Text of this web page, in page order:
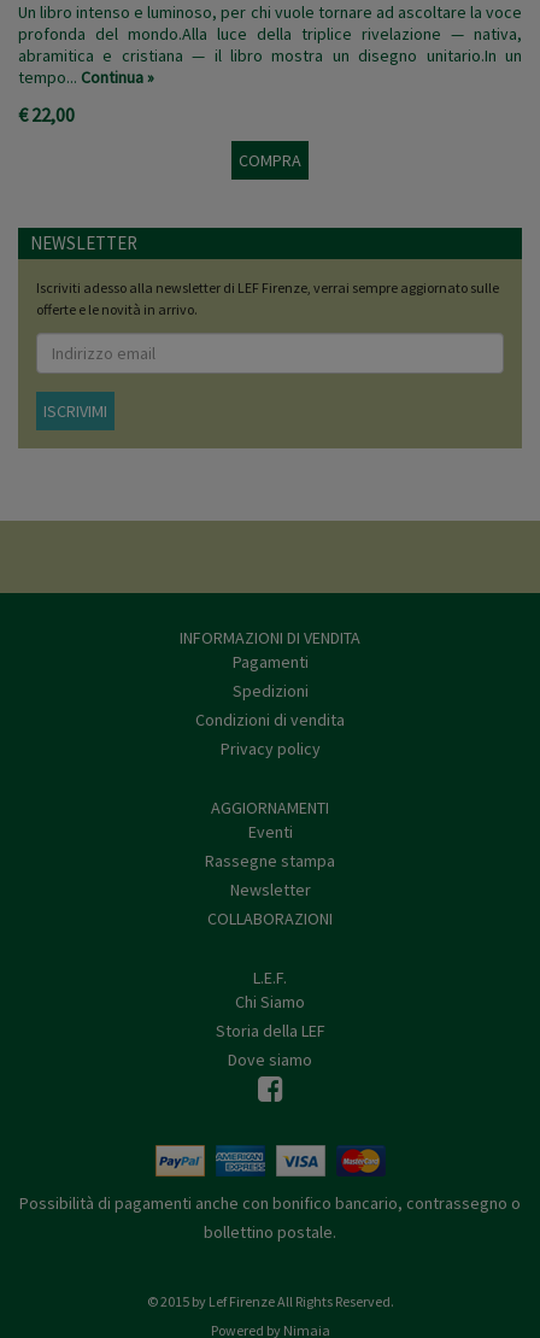
Un libro intenso e luminoso, per chi vuole tornare ad ascoltare la voce
profonda del mondo.Alla luce della triplice rivelazione — nativa,
abramitica e cristiana — il libro mostra un disegno unitario.In un
tempo... Continua »
€ 22,00
COMPRA
NEWSLETTER
Iscriviti adesso alla newsletter di LEF Firenze, verrai sempre aggiornato sulle
offerte e le novità in arrivo.
ISCRIVIMI
INFORMAZIONI DI VENDITA
Pagamenti
Spedizioni
Condizioni di vendita
Privacy policy
AGGIORNAMENTI
Eventi
Rassegne stampa
Newsletter
COLLABORAZIONI
L.E.F.
Chi Siamo
Storia della LEF
Dove siamo
Possibilità di pagamenti anche con bonifico bancario, contrassegno o
bollettino postale.
© 2015 by Lef Firenze All Rights Reserved.
Powered by Nimaia